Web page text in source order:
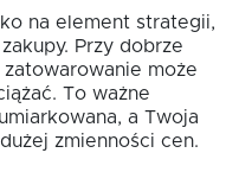
na element strategii,
Przy dobrze
może
To ważne
a Twoja
zmienności cen.